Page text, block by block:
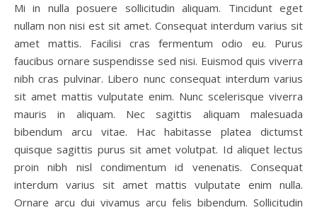
Mi in nulla posuere sollicitudin aliquam. Tincidunt eget
nullam non nisi est sit amet. Consequat interdum varius sit
amet mattis. Facilisi cras fermentum odio eu. Purus
faucibus ornare suspendisse sed nisi. Euismod quis viverra
nibh cras pulvinar. Libero nunc consequat interdum varius
sit amet mattis vulputate enim. Nunc scelerisque viverra
mauris in aliquam. Nec sagittis aliquam malesuada
bibendum arcu vitae. Hac habitasse platea dictumst
quisque sagittis purus sit amet volutpat. Id aliquet lectus
proin nibh nisl condimentum id venenatis. Consequat
interdum varius sit amet mattis vulputate enim nulla.
Ornare arcu dui vivamus arcu felis bibendum. Sollicitudin